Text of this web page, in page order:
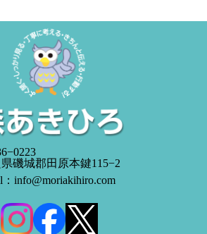
磯城郡田原本鍵115−2
：info@moriakihiro.com